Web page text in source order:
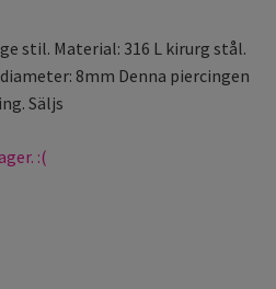
stil. Material: 316 L kirurg stål.
8mm Denna piercingen
Säljs
:(